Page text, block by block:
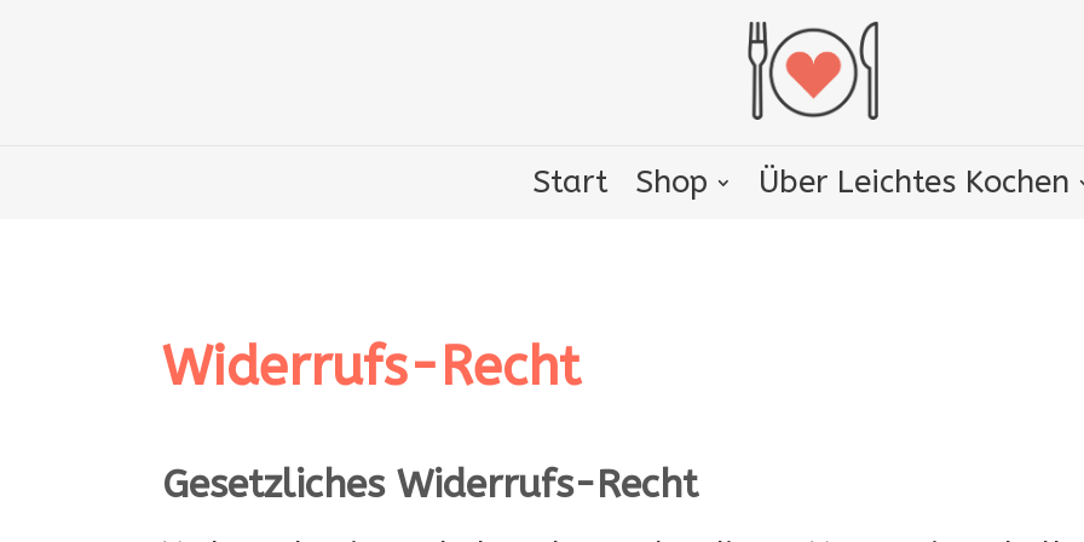
Start Shop Über Leichtes Kochen
Widerrufs-Recht
Gesetzliches Widerrufs-Recht